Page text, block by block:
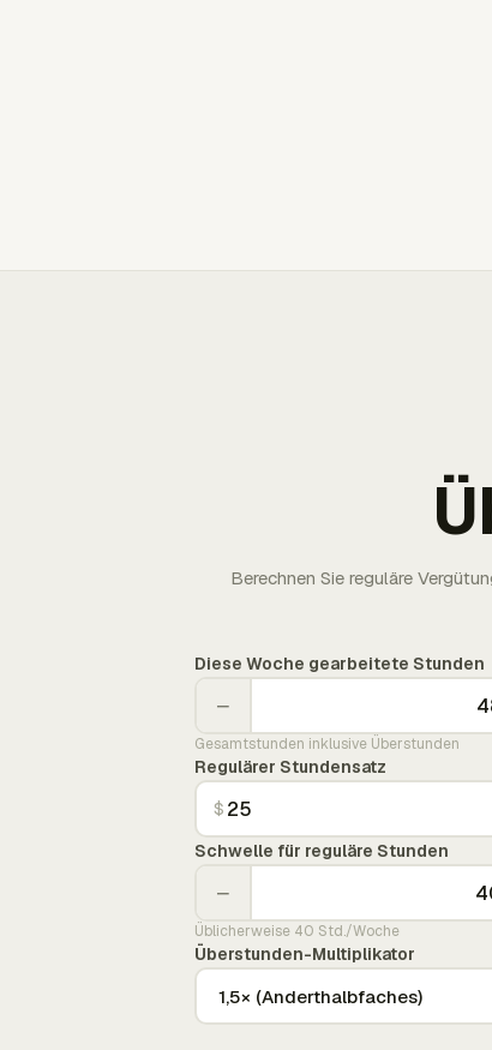
Berechnen Sie reguläre
Diese Woche gearbeitete Stunden
−
Gesamtstunden inklusive Überstunden
Regulärer Stundensatz
$
Schwelle für reguläre Stunden
−
Üblicherweise 40 Std./Woche
Überstunden-Multiplikator